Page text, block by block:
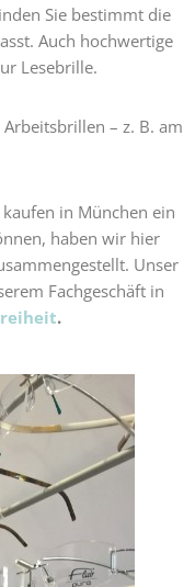
Sie bestimmt die
Auch hochwertige
Lesebrille.
– z. B. am
in München ein
haben wir hier
Unser
Fachgeschäft in
.